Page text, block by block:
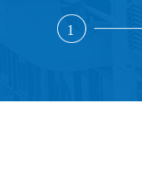
1